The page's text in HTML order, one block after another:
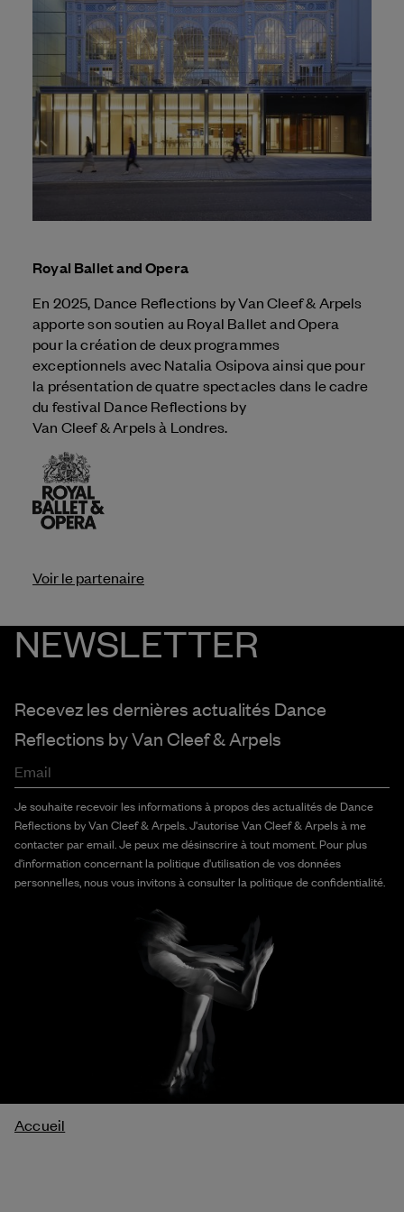
Royal Ballet and Opera
En 2025, Dance Reflections byVan Cleef & Arpels
apporte son soutien au Royal Ballet and Opera
pour la création de deux programmes
exceptionnels avec Natalia Osipova ainsi que pour
la présentation de quatre spectacles dans le cadre
du festival Dance Reflections by
Van Cleef & Arpelsà Londres.
Voir le partenaire
NEWSLETTER
Recevez les dernières actualités Dance
Reflections byVan Cleef & Arpels
Email
Je souhaite recevoir les informations à propos des actualités de Dance
Reflections by Van Cleef & Arpels. J'autorise Van Cleef & Arpels à me
contacter par email. Je peux me désinscrire à tout moment. Pour plus
d'information concernant la politique d'utilisation de vos données
personnelles, nous vous invitons à consulter la politique de confidentialité.
Fil
Accueil